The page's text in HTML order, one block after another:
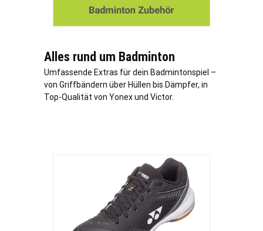
Alles rund um Badminton
Umfassende Extras für dein Badmintonspiel –
von Griffbändern über Hüllen bis Dämpfer, in
Top-Qualität von Yonex und Victor.